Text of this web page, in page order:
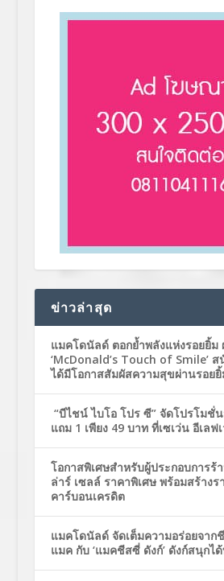
ข่าวล่าสุด
แมคโดนัลด์ ตอกย้ำพลังแห่งรอยยิ้ม
‘McDonald’s Touch of Smile’
ได้มีโอกาสสัมผัสความสุขผ่านรอย
“บีไชน์ ไบโอ โปร ซี” จัดโปรโมชั่
แถม 1 เพียง 49 บาท ที่เซเว่น อีเลฟ
โอกาสพิเศษสำหรับผู้ประกอบการ
ล่าร์ เซลล์ ราคาพิเศษ พร้อมสร้างร
คาร์บอนเครดิต
แมคโดนัลด์ จัดเต็มความอร่อยจาก
แมค กับ ‘แมคชีสซี่ ดังก์’ ดังก์สนุกไ